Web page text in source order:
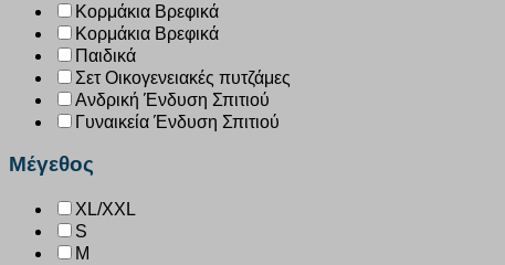
Κορμάκια Βρεφικά
Κορμάκια Βρεφικά
Παιδικά
Σετ Οικογενειακές πυτζάμες
Ανδρική Ένδυση Σπιτιού
Γυναικεία Ένδυση Σπιτιού
Μέγεθος
XL/XXL
S
M